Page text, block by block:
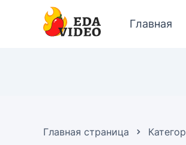
Главная
Главная страница